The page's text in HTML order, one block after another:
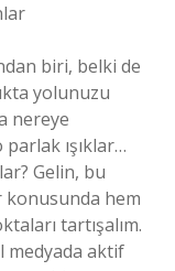
biri, belki de
yolunuzu
nereye
ışıklar…
Gelin, bu
konusunda hem
tartışalım.
medyada aktif